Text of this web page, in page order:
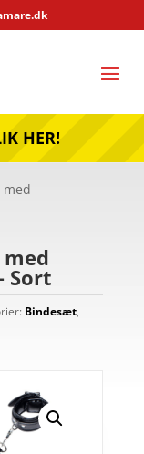
HER!
med
Sort
Bindesæt,